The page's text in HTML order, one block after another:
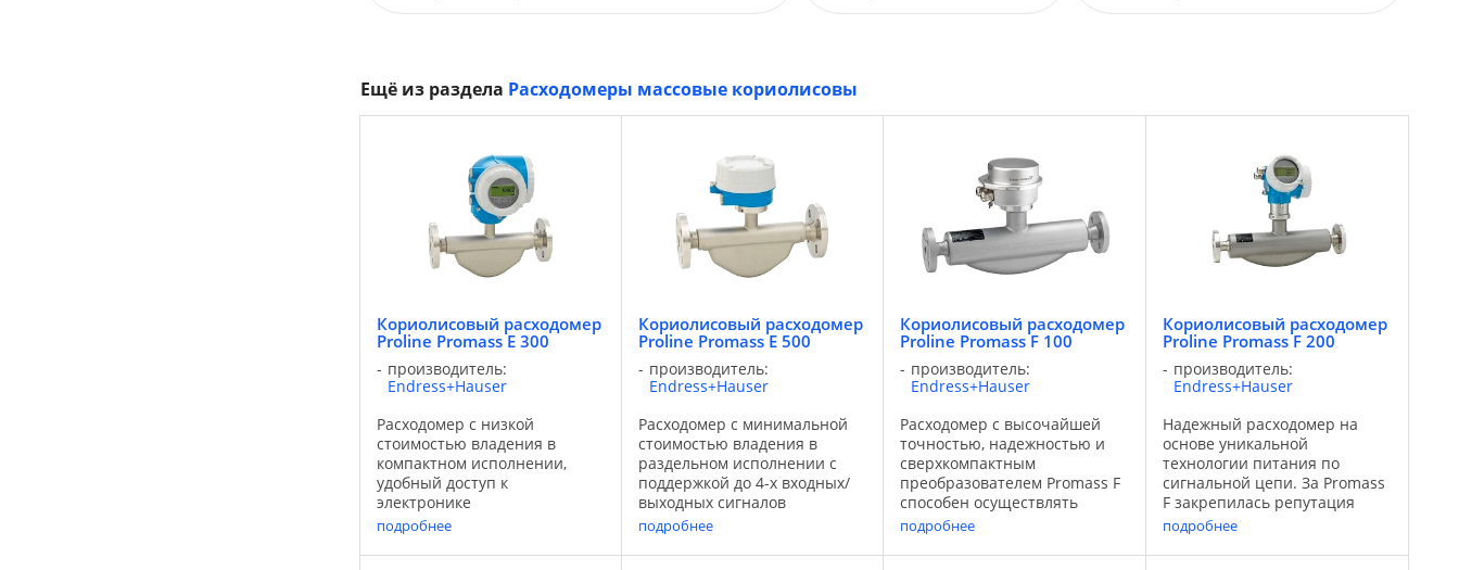
Ещё из раздела Расходомеры массовые кориолисовы
Кориолисовый расходомер
Proline Promass E 300
производитель:
Endress+Hauser
Расходомер с низкой
стоимостью владения в
компактном исполнении,
удобный доступ к
электронике
преобразователя Надежный
репутацию экономически
подробнее
Кориолисовый расходомер
Proline Promass E 500
производитель:
Endress+Hauser
Расходомер с минимальной
стоимостью владения в
раздельном исполнении с
поддержкой до 4-х входных/
выходных сигналов
Надежный Promass E имеет
экономически эффективного
подробнее
Кориолисовый расходомер
Proline Promass F 100
производитель:
Endress+Hauser
Расходомер с высочайшей
точностью, надежностью и
сверхкомпактным
преобразователем Promass F
способен осуществлять
высокоточные измерения
процесса. Расходомер
подробнее
Кориолисовый расходомер
Proline Promass F 200
производитель:
Endress+Hauser
Надежный расходомер на
основе уникальной
технологии питания по
сигнальной цепи. За Promass
F закрепилась репутация
прибора с высокой
Расходомер подходит для
подробнее